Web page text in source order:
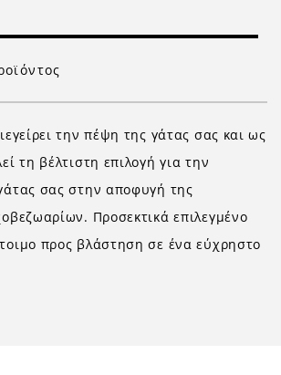
την πέψη της γάτας σας και ως
τη βέλτιστη επιλογή για την
σας στην αποφυγή της
Προσεκτικά επιλεγμένο
προς βλάστηση σε ένα εύχρηστο